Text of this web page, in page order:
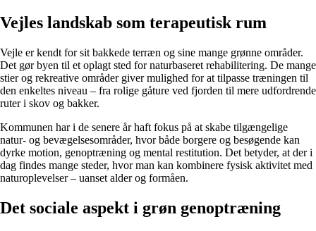
Vejles landskab som terapeutisk rum
Vejle er kendt for sit bakkede terræn og sine mange grønne områder.
Det gør byen til et oplagt sted for naturbaseret rehabilitering. De mange
stier og rekreative områder giver mulighed for at tilpasse træningen til
den enkeltes niveau – fra rolige gåture ved fjorden til mere udfordrende
ruter i skov og bakker.
Kommunen har i de senere år haft fokus på at skabe tilgængelige
natur- og bevægelsesområder, hvor både borgere og besøgende kan
dyrke motion, genoptræning og mental restitution. Det betyder, at der i
dag findes mange steder, hvor man kan kombinere fysisk aktivitet med
naturoplevelser – uanset alder og formåen.
Det sociale aspekt i grøn genoptræning